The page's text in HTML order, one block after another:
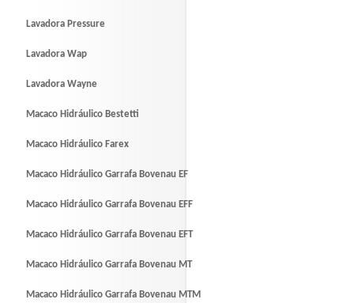
Lavadora Pressure
Lavadora Wap
Lavadora Wayne
Macaco Hidráulico Bestetti
Macaco Hidráulico Farex
Macaco Hidráulico Garrafa Bovenau EF
Macaco Hidráulico Garrafa Bovenau EFF
Macaco Hidráulico Garrafa Bovenau EFT
Macaco Hidráulico Garrafa Bovenau MT
Macaco Hidráulico Garrafa Bovenau MTM